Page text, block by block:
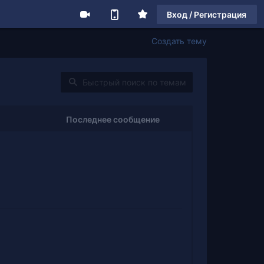
Вход / Регистрация
Создать тему
Последнее сообщение